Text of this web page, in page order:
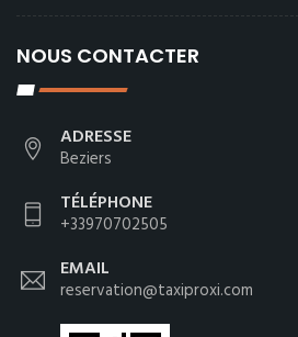
NOUS CONTACTER
ADRESSE
Beziers
TÉLÉPHONE
+33970702505
EMAIL
reservation@taxiproxi.com